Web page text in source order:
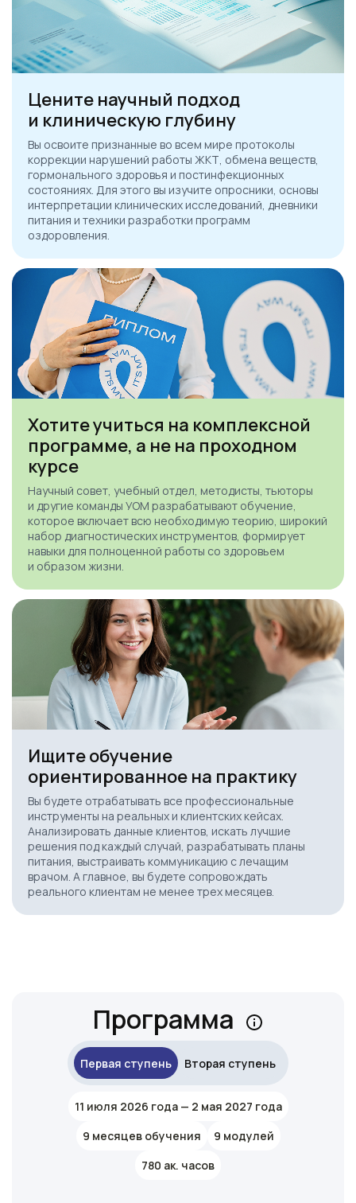
Цените научный подход
и клиническую глубину
Вы освоите признанные во всем мире протоколы
коррекции нарушений работы ЖКТ, обмена веществ,
гормонального здоровья и постинфекционных
состояниях. Для этого вы изучите опросники, основы
интерпретации клинических исследований, дневники
питания и техники разработки программ
оздоровления.
Хотите учиться на комплексной
программе, а не на проходном
курсе
Научный совет, учебный отдел, методисты, тьюторы
и другие команды УОМ разрабатывают обучение,
которое включает всю необходимую теорию, широкий
набор диагностических инструментов, формирует
навыки для полноценной работы со здоровьем
и образом жизни.
Ищите обучение
ориентированное на практику
Вы будете отрабатывать все профессиональные
инструменты на реальных и клиентских кейсах.
Анализировать данные клиентов, искать лучшие
решения под каждый случай, разрабатывать планы
питания, выстраивать коммуникацию с лечащим
врачом. А главное, вы будете сопровождать
реального клиентам не менее трех месяцев.
Программа
Первая ступень Вторая ступень
11 июля 2026 года — 2 мая 2027 года
9 месяцев обучения
9 модулей
780 ак. часов